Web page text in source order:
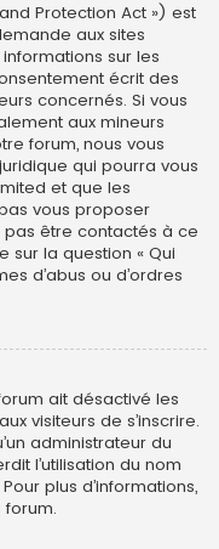
Protection Act ») est
aux sites
sur les
écrit des
concernés. Si vous
aux mineurs
forum, nous vous
qui pourra vous
et que les
vous proposer
pas être contactés à ce
sur la question « Qui
d’abus ou d’ordres
ait désactivé les
visiteurs de s’inscrire.
administrateur du
l’utilisation du nom
plus d’informations,